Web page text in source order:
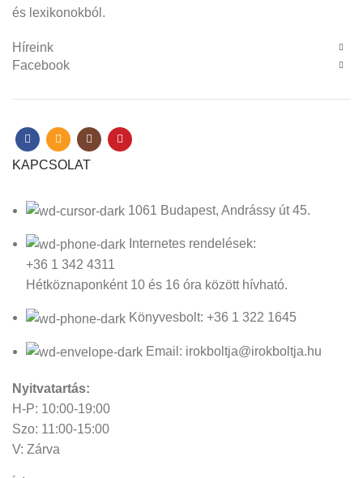
és lexikonokból.
Híreink
Facebook
KAPCSOLAT
1061 Budapest, Andrássy út 45.
Internetes rendelések:
+36 1 342 4311
Hétköznaponként 10 és 16 óra között hívható.
Könyvesbolt: +36 1 322 1645
Email: irokboltja@irokboltja.hu
Nyitvatartás:
H-P: 10:00-19:00
Szo: 11:00-15:00
V: Zárva